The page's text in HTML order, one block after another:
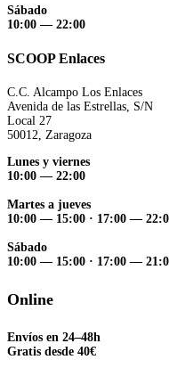
Sábado
10:00 — 22:00
SCOOP Enlaces
C.C. Alcampo Los Enlaces
Avenida de las Estrellas, S/N
Local 27
50012, Zaragoza
Lunes y viernes
10:00 — 22:00
Martes a jueves
10:00 — 15:00 · 17:00 —
Sábado
10:00 — 15:00 · 17:00 —
Online
Envíos en 24–48h
Gratis desde 40€